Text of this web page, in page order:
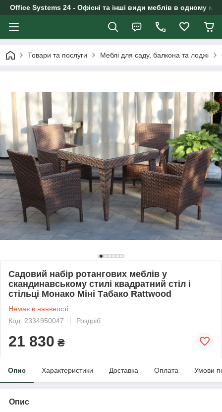
Office Systems 24 - Офісні та інші види меблів в одному
Товари та послуги Меблі для саду, балкона та лоджі
Садовий набір ротангових меблів у
скандинавському стилі квадратний стіл і
стільці Монако Міні Табако Rattwood
Немає в наявності
Код: 2334950047
Роздріб
21 830 ₴
Опис Характеристики Доставка Оплата Умови
Опис